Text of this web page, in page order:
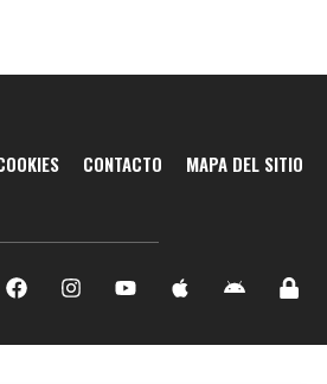
CONTACTO MAPA DEL SITIO